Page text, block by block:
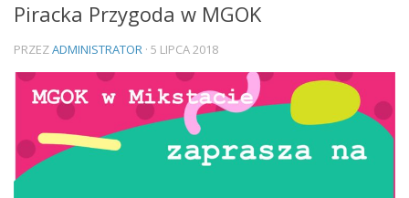
Piracka Przygoda w MGOK
PRZEZADMINISTRATOR · 5 LIPCA 2018